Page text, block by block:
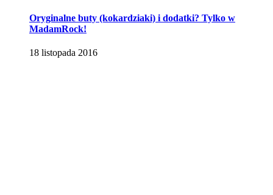
Oryginalne buty (kokardziaki) i dodatki? Tylko w
MadamRock!
18 listopada 2016